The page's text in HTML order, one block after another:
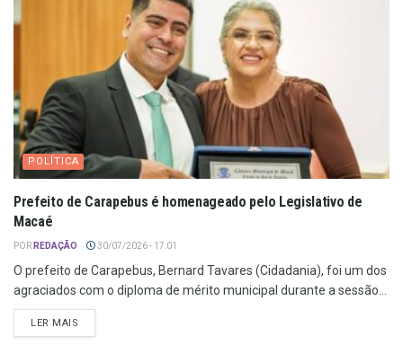
POLÍTICA
Prefeito de Carapebus é homenageado pelo Legislativo de
Macaé
POR REDAÇÃO 30/07/2026 - 17:01
O prefeito de Carapebus, Bernard Tavares (Cidadania), foi um dos
agraciados com o diploma de mérito municipal durante a sessão...
LER MAIS